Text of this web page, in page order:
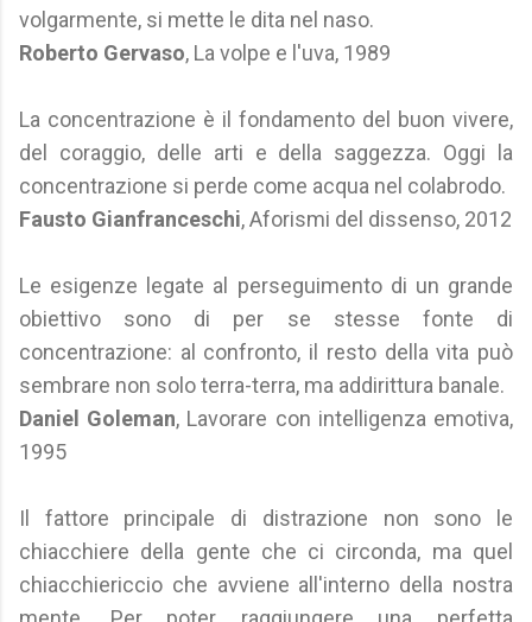
volgarmente, si mette le dita nel naso.
Roberto Gervaso, La volpe e l'uva, 1989
La concentrazione è il fondamento del buon vivere,
del coraggio, delle arti e della saggezza. Oggi la
concentrazione si perde come acqua nel colabrodo.
Fausto Gianfranceschi, Aforismi del dissenso, 2012
Le esigenze legate al perseguimento di un grande
obiettivo sono di per se stesse fonte di
concentrazione: al confronto, il resto della vita può
sembrare non solo terra-terra, ma addirittura banale.
Daniel Goleman, Lavorare con intelligenza emotiva,
1995
Il fattore principale di distrazione non sono le
chiacchiere della gente che ci circonda, ma quel
chiacchiericcio che avviene all'interno della nostra